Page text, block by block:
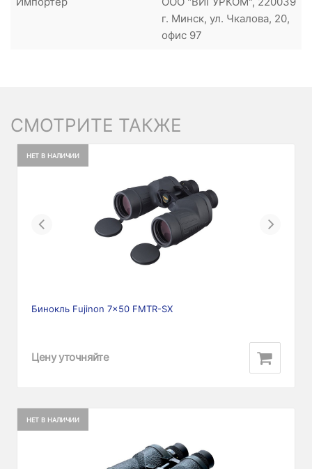
г. Минск, ул. Чкалова, 20,
офис 97
СМОТРИТЕ ТАКЖЕ
НЕТ В НАЛИЧИИ
Previous Next
Бинокль Fujinon 7x50 FMTR-SX
Цену уточняйте
НЕТ В НАЛИЧИИ